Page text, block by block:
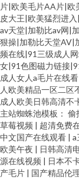
片|欧美毛片AA片|欧
皮大王|欧美猛烈进
av天堂|加勒比av网|
狠操|加勒比天堂AV|
频在线|91三级成人
女|91色图磁力链接
成人女人a毛片在线
人欧美精品一区二
成人欧美日韩高清不
主站蜘蛛池模板： 偷
草莓视频 | 超清免费
中文国产在线观看 | a
欧美午夜 | 日韩高清
源在线视频 | 日本不
产毛片 | 国产精品伦